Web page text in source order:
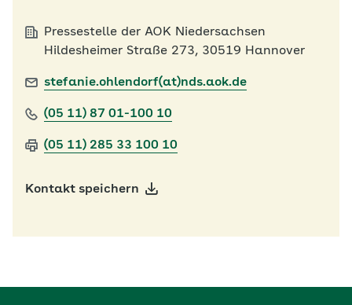
Pressestelle der AOK Niedersachsen
Hildesheimer Straße 273, 30519 Hannover
stefanie.ohlendorf(at)nds.aok.de
(05 11) 87 01-100 10
(05 11) 285 33 100 10
Kontakt speichern